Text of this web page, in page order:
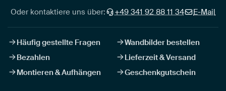
Oder kontaktiere uns über: +49 341 92 88 11 34 E-Mail
Häufig gestellte Fragen
Wandbilder bestellen
Bezahlen
Lieferzeit & Versand
Montieren & Aufhängen
Geschenkgutschein